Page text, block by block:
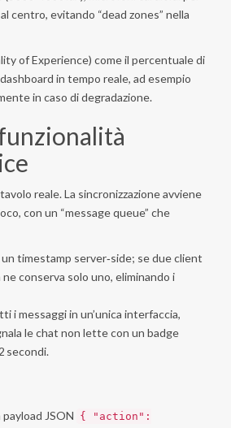
centro, evitando “dead zones” nella
of Experience) come il percentuale di
in tempo reale, ad esempio
in caso di degradazione.
reale. La sincronizzazione avviene
con un “message queue” che
timestamp server‑side; se due client
conserva solo uno, eliminando i
i messaggi in un’unica interfaccia,
le chat non lette con un badge
secondi.
JSON { "action":